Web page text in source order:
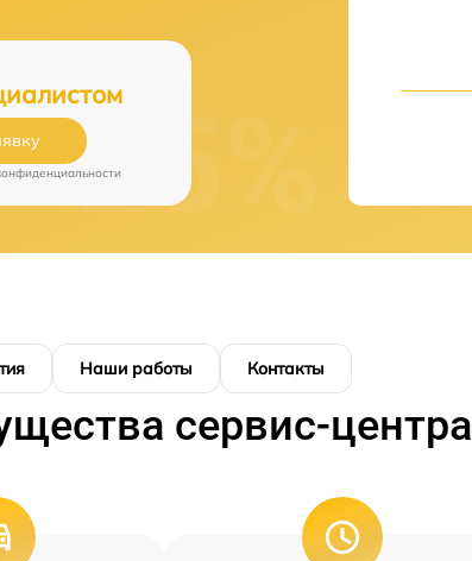
Наши работы Контакты
сервис-центра